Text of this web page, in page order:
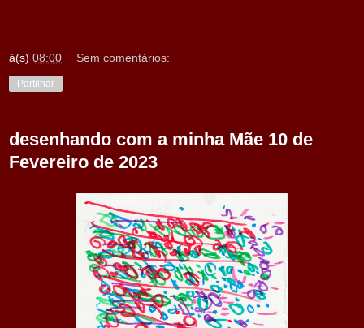
à(s) 08:00 Sem comentários:
Partilhar
desenhando com a minha Mãe 10 de
Fevereiro de 2023